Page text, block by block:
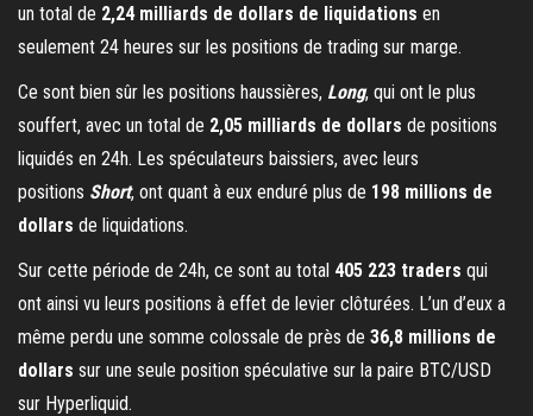
un total de 2,24 milliards de dollars de liquidations en
seulement 24 heures sur les positions de trading sur marge.
Ce sont bien sûr les positions haussières, Long, qui ont le plus
souffert, avec un total de 2,05 milliards de dollars de positions
liquidés en 24h. Les spéculateurs baissiers, avec leurs
positions Short, ont quant à eux enduré plus de 198 millions de
dollars de liquidations.
Sur cette période de 24h, ce sont au total 405 223 traders qui
ont ainsi vu leurs positions à effet de levier clôturées. L’un d’eux a
même perdu une somme colossale de près de 36,8 millions de
dollars sur une seule position spéculative sur la paire BTC/USD
sur Hyperliquid.